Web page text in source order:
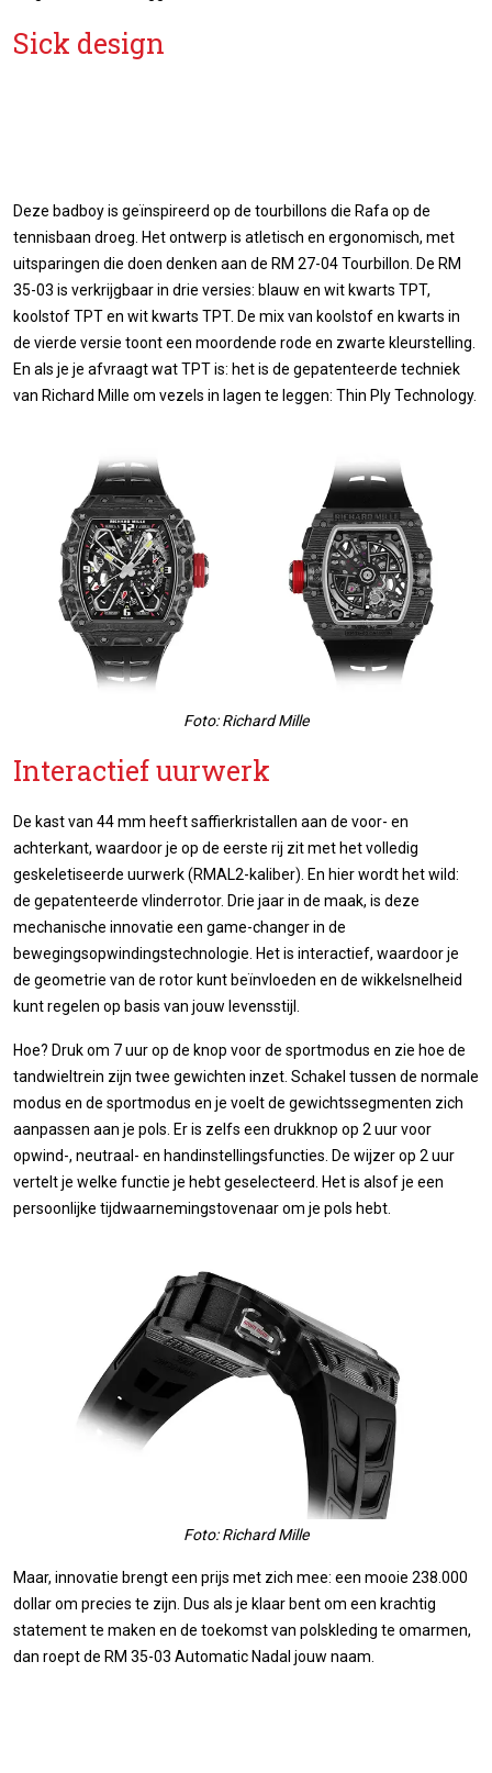
Sick design
Deze badboy is geïnspireerd op de tourbillons die Rafa op de
tennisbaan droeg. Het ontwerp is atletisch en ergonomisch, met
uitsparingen die doen denken aan de RM 27-04 Tourbillon. De RM
35-03 is verkrijgbaar in drie versies: blauw en wit kwarts TPT,
koolstof TPT en wit kwarts TPT. De mix van koolstof en kwarts in
de vierde versie toont een moordende rode en zwarte kleurstelling.
En als je je afvraagt ​​wat TPT is: het is de gepatenteerde techniek
van Richard Mille om vezels in lagen te leggen: Thin Ply Technology.
Foto: Richard Mille
Interactief uurwerk
De kast van 44 mm heeft saffierkristallen aan de voor- en
achterkant, waardoor je op de eerste rij zit met het volledig
geskeletiseerde uurwerk (RMAL2-kaliber). En hier wordt het wild:
de gepatenteerde vlinderrotor. Drie jaar in de maak, is deze
mechanische innovatie een game-changer in de
bewegingsopwindingstechnologie. Het is interactief, waardoor je
de geometrie van de rotor kunt beïnvloeden en de wikkelsnelheid
kunt regelen op basis van jouw levensstijl.
Hoe? Druk om 7 uur op de knop voor de sportmodus en zie hoe de
tandwieltrein zijn twee gewichten inzet. Schakel tussen de normale
modus en de sportmodus en je voelt de gewichtssegmenten zich
aanpassen aan je pols. Er is zelfs een drukknop op 2 uur voor
opwind-, neutraal- en handinstellingsfuncties. De wijzer op 2 uur
vertelt je welke functie je hebt geselecteerd. Het is alsof je een
persoonlijke tijdwaarnemingstovenaar om je pols hebt.
Foto: Richard Mille
Maar, innovatie brengt een prijs met zich mee: een mooie 238.000
dollar om precies te zijn. Dus als je klaar bent om een ​​krachtig
statement te maken en de toekomst van polskleding te omarmen,
dan roept de RM 35-03 Automatic Nadal jouw naam.